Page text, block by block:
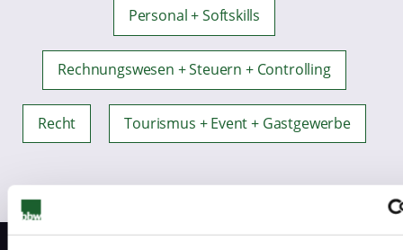
Personal + Softskills
Rechnungswesen + Steuern + Controlling
Recht Tourismus + Event + Gastgewerbe